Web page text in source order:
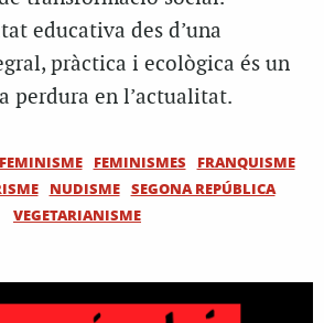
educativa des d’una
pràctica i ecològica és un
perdura en l’actualitat.
FEMINISMES
FRANQUISME
NUDISME SEGONA REPÚBLICA
VEGETARIANISME